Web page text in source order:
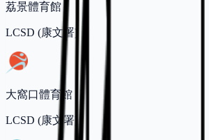
荔景體育館
LCSD (康文署)
大窩口體育館
LCSD (康文署)